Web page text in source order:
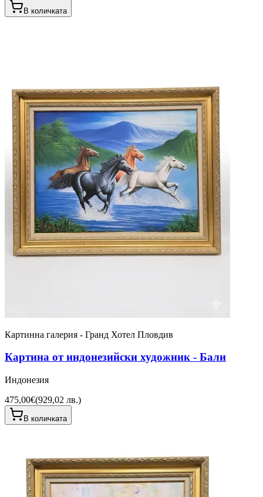
В количката
Картинна галерия - Гранд Хотел Пловдив
Картина от индонезийски художник - Бали
Индонезия
475,00€(929,02 лв.)
В количката